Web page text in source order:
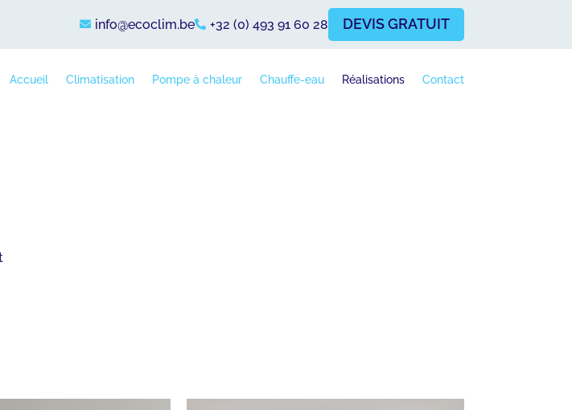
 info@ecoclim.be +32 (0) 493 91 60 28 DEVIS GRATUIT
Accueil Climatisation Pompe à chaleur Chauffe-eau Réalisations Contact